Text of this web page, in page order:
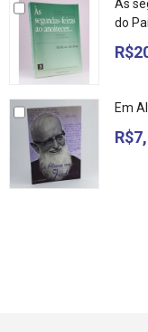
Às
do Pai
Em